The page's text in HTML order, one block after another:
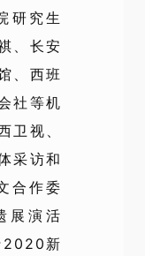
研究生
、长安
、西班
社等机
卫视、
采访和
合作委
展演活
2020新